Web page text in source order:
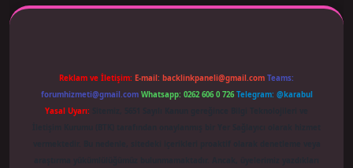
Reklam ve İletişim: E-mail: backlinkpaneli@gmail.com Teams:
forumhizmeti@gmail.com Whatsapp: 0262 606 0 726 Telegram: @karabul
Yasal Uyarı: